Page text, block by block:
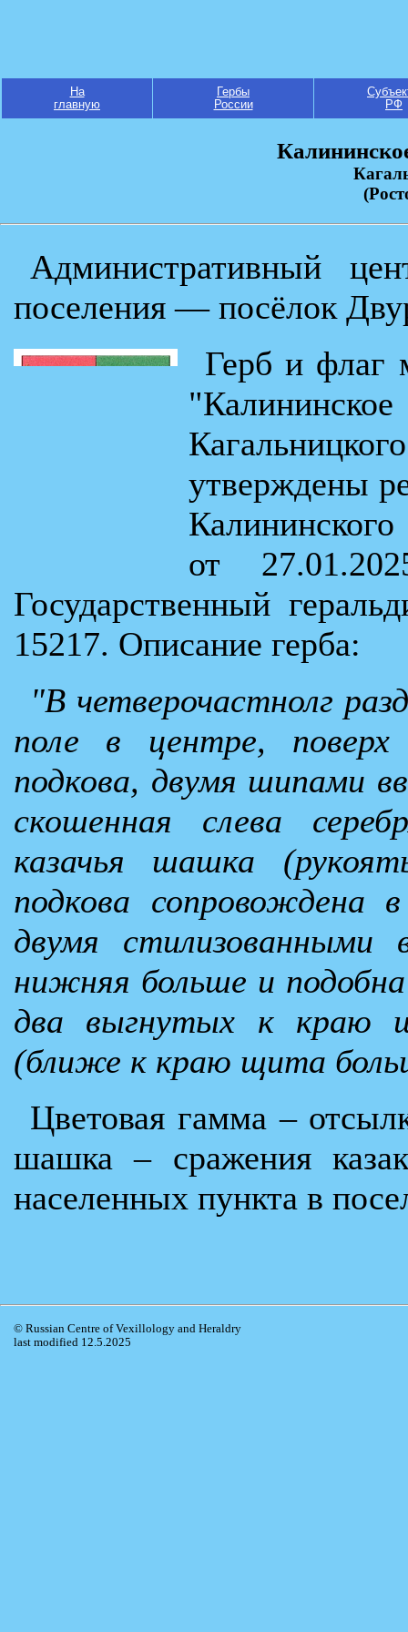
На
главную
Гербы
России
РФ
Административный
поселения — посёлок
Герб и флаг
утверждены
от
Государственный
15217. Описание герба:
"В четверочастнолг
поле в центре,
подкова, двумя шипами
скошенная слева
казачья шашка
подкова сопровождена
двумя стилизованными
нижняя больше и
два выгнутых к краю
(ближе к краю щита
Цветовая гамма –
шашка – сражения
населенных пункта в
© Russian Centre of Vexillology and Heraldry
last modified 12.5.2025